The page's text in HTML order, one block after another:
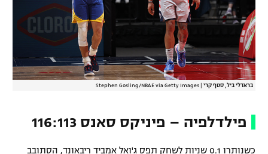
בראדלי ביל, סטף קרי Stephen Gosling/NBAE via Getty Images
פילדלפיה – פיניקס סאנס 116:113
כשנותרו 0.1 שניות לשחק תפס ג'ואל אמביד ריבאונד, הסתובב